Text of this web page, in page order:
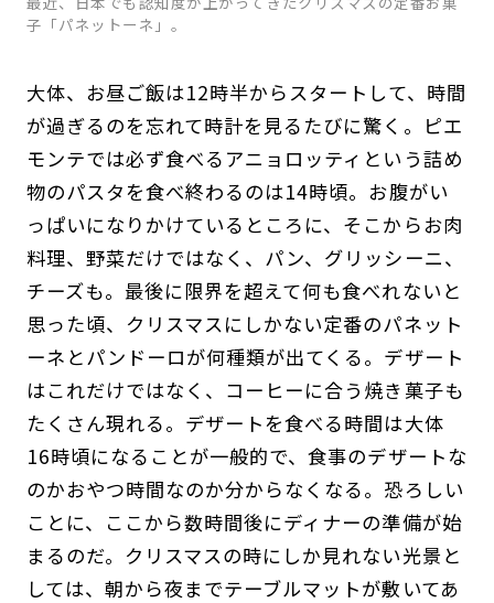
子「パネットーネ」。
大体、お昼ご飯は12時半からスタートして、時間
が過ぎるのを忘れて時計を見るたびに驚く。ピエ
モンテでは必ず食べるアニョロッティという詰め
物のパスタを食べ終わるのは14時頃。お腹がい
っぱいになりかけているところに、そこからお肉
料理、野菜だけではなく、パン、グリッシーニ、
チーズも。最後に限界を超えて何も食べれないと
思った頃、クリスマスにしかない定番のパネット
ーネとパンドーロが何種類が出てくる。デザート
はこれだけではなく、コーヒーに合う焼き菓子も
たくさん現れる。デザートを食べる時間は大体
16時頃になることが一般的で、食事のデザートな
のかおやつ時間なのか分からなくなる。恐ろしい
ことに、ここから数時間後にディナーの準備が始
まるのだ。クリスマスの時にしか見れない光景と
しては、朝から夜までテーブルマットが敷いてあ